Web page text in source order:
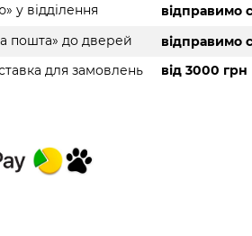
у відділення
відправимо
пошта» до дверей
відправимо
для замовлень від 3000 грн